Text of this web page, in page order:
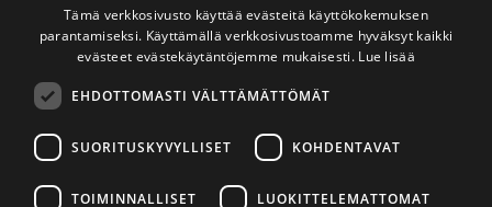
Ajankohtaista
Vinkkaa materiaali!
Tämä verkkosivusto käyttää evästeitä käyttökokemuksen
parantamiseksi. Käyttämällä verkkosivustoamme hyväksyt kaikki
evästeet evästekäytäntöjemme mukaisesti. Lue lisää
EHDOTTOMASTI VÄLTTÄMÄTTÖMÄT
SUORITUSKYVYLLISET KOHDENTAVAT
TOIMINNALLISET LUOKITTELEMATTOMAT